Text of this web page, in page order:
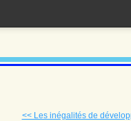
<< Les inégalités de